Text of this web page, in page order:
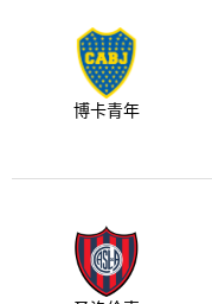
博卡青年